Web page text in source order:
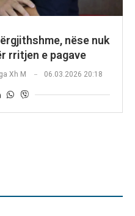
nëse nuk
rritjen e pagave
Xh M 06.03.2026 20:18